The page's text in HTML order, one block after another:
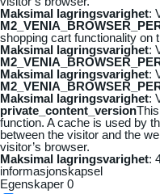
Maksimal lagringsvarighet:
shopping cart functionality on
Maksimal lagringsvarighet:
Maksimal lagringsvarighet:
Maksimal lagringsvarighet:
private_content_version
function. A cache is used by
between the visitor and the
visitor’s browser.
Maksimal lagringsvarighet:
informasjonskapsel
Egenskaper 0